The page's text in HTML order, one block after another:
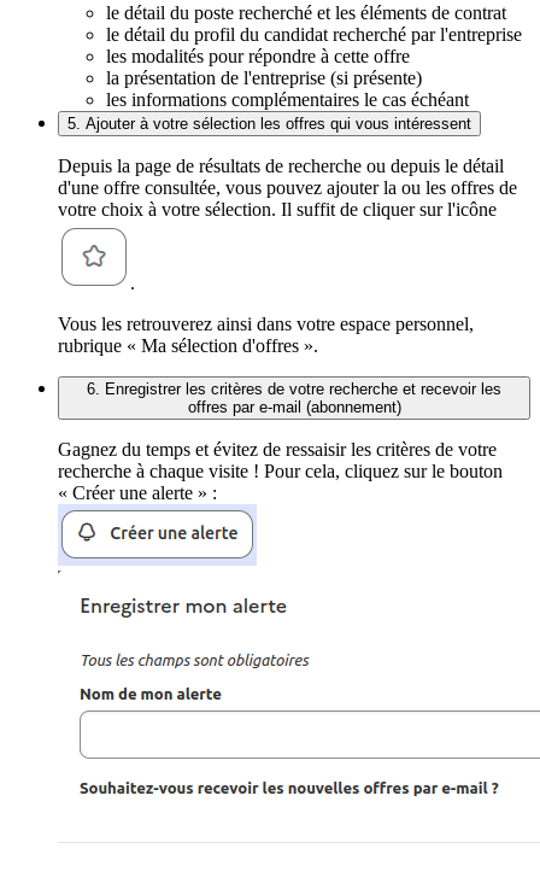
le détail du poste recherché et les éléments de contrat
le détail du profil du candidat recherché par l'entreprise
les modalités pour répondre à cette offre
la présentation de l'entreprise (si présente)
les informations complémentaires le cas échéant
5. Ajouter à votre sélection les offres qui vous intéressent
Depuis la page de résultats de recherche ou depuis le détail
d'une offre consultée, vous pouvez ajouter la ou les offres de
votre choix à votre sélection. Il suffit de cliquer sur l'icône
.
Vous les retrouverez ainsi dans votre espace personnel,
rubrique « Ma sélection d'offres ».
6. Enregistrer les critères de votre recherche et recevoir les
offres par e-mail (abonnement)
Gagnez du temps et évitez de ressaisir les critères de votre
recherche à chaque visite ! Pour cela, cliquez sur le bouton
« Créer une alerte » :